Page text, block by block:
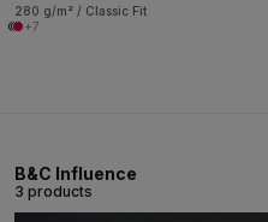
280 g/m² / Classic Fit
+7
B&C Influence
3 products